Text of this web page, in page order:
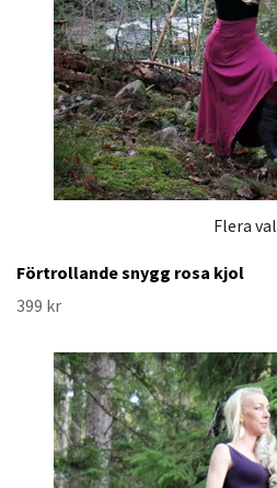
Flera val
Förtrollande snygg rosa kjol
399 kr